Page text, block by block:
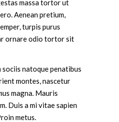
massa tortor ut
Aenean pretium,
turpis purus
ornare odio tortor sit
sociis natoque penatibus
montes, nascetur
magna. Mauris
Duis a mi vitae sapien
metus.